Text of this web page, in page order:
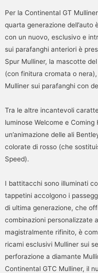
Per la Continental GT
quarta generazione
con un nuovo, esclusivo e
sui parafanghi anteriori è
Spur Mulliner, la mascotte
(con finitura cromata o
Mulliner sui parafanghi con
Tra le altre incantevoli
luminose Welcome e
un’animazione delle ali
colorate di rosso (che
Speed).
I battitacchi sono illuminati
tappetini accolgono i
di ultima generazione, che
combinazioni personalizzate
magistralmente rifinito, è
ricami esclusivi Mulliner sui
perforazione a diamante
Continental GTC Mulliner, il